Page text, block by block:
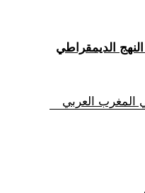
الديمقراطي
المغرب العربي